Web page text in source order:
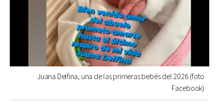
Juana Delfina, una de las primeras bebés del 2026 (foto
Facebook)